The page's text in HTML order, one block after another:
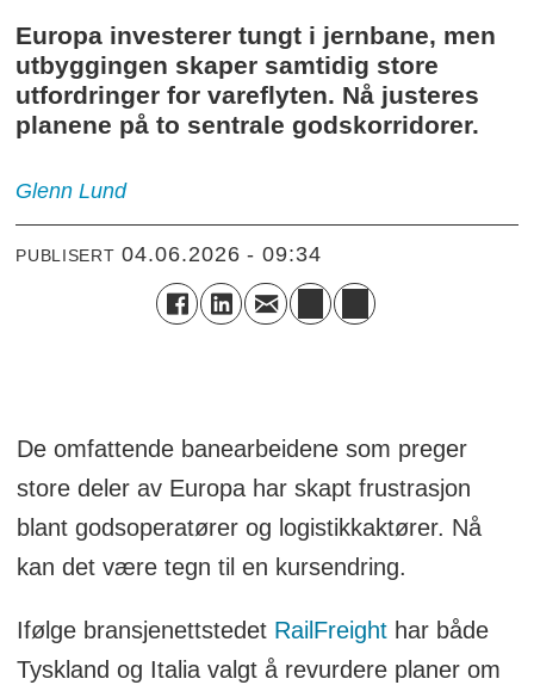
Europa investerer tungt i jernbane, men
utbyggingen skaper samtidig store
utfordringer for vareflyten. Nå justeres
planene på to sentrale godskorridorer.
Glenn Lund
PUBLISERT 04.06.2026 - 09:34
De omfattende banearbeidene som preger
store deler av Europa har skapt frustrasjon
blant godsoperatører og logistikkaktører. Nå
kan det være tegn til en kursendring.
Ifølge bransjenettstedet RailFreighthar både
Tyskland og Italia valgt å revurdere planer om